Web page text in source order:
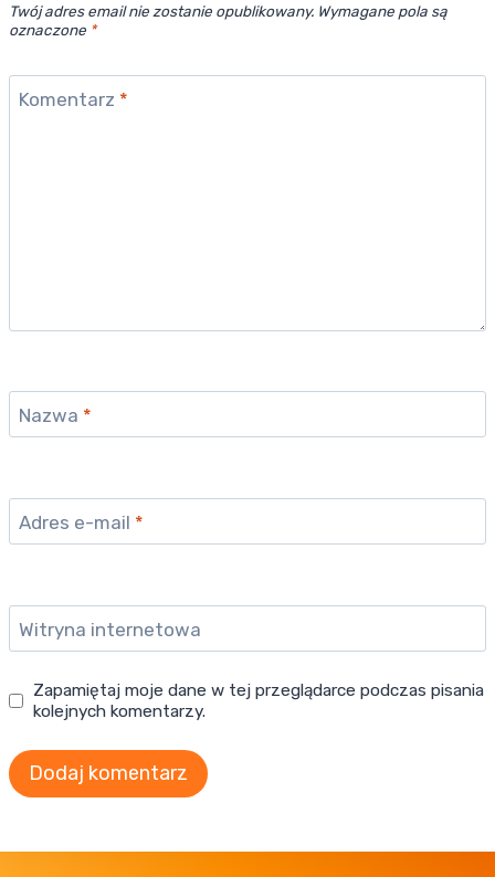
Twój adres email nie zostanie opublikowany. Wymagane pola są
oznaczone *
Komentarz *
Nazwa *
Adres e-mail *
Witryna internetowa
Zapamiętaj moje dane w tej przeglądarce podczas pisania
kolejnych komentarzy.